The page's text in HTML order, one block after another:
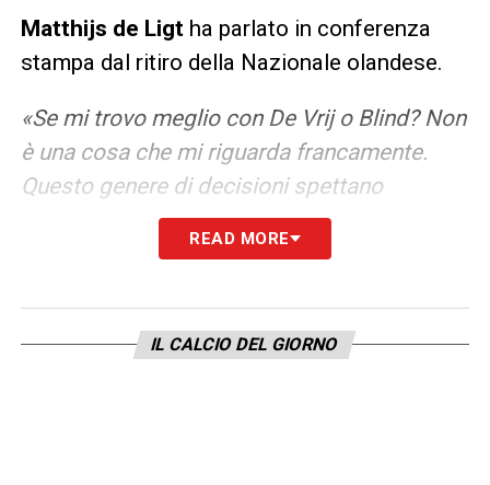
Matthijs de Ligtha parlato in conferenza
stampa dal ritiro della Nazionale olandese.
«Se mi trovo meglio con De Vrij o Blind? Non
è una cosa che mi riguarda francamente.
Questo genere di decisioni spettano
all’allenatore che sa cosa serve alla squadra.
Daley è uno dei migliori difensori con con cui
forte di Daley. Penso che dipenda anche
READ MORE
IL CALCIO DEL GIORNO